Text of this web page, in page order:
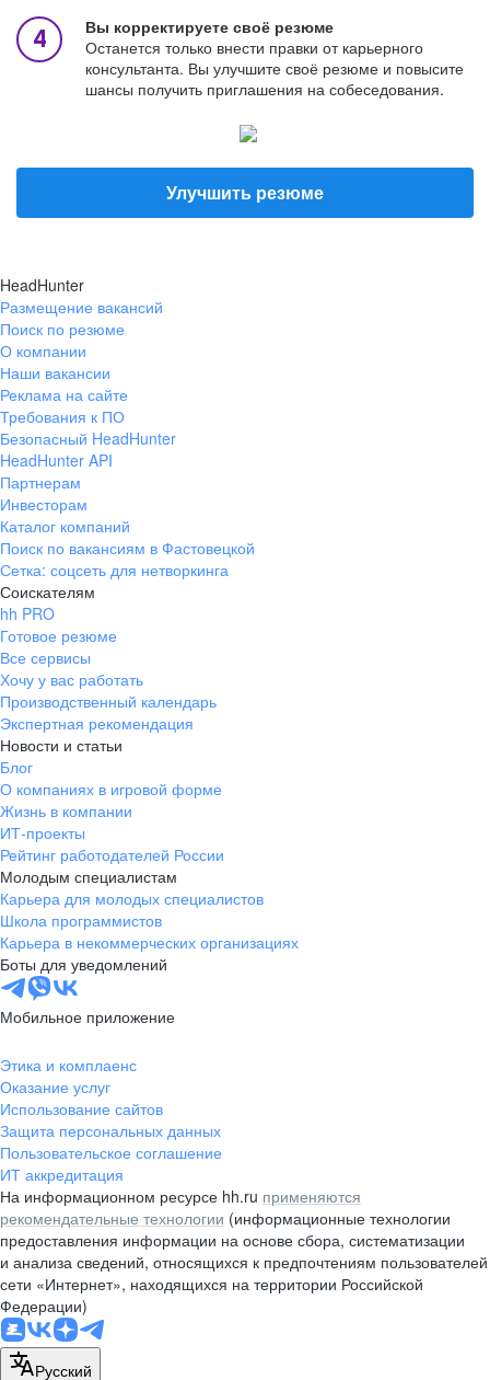
Вы корректируете своё резюме
Останется только внести правки от карьерного
консультанта. Вы улучшите своё резюме и повысите
шансы получить приглашения на собеседования.
Улучшить резюме
HeadHunter
Размещение вакансий
Поиск по резюме
О компании
Наши вакансии
Реклама на сайте
Требования к ПО
Безопасный HeadHunter
HeadHunter API
Партнерам
Инвесторам
Каталог компаний
Поиск по вакансиям в Фастовецкой
Сетка: соцсеть для нетворкинга
Соискателям
hh PRO
Готовое резюме
Все сервисы
Хочу у вас работать
Производственный календарь
Экспертная рекомендация
Новости и статьи
Блог
О компаниях в игровой форме
Жизнь в компании
ИТ-проекты
Рейтинг работодателей России
Молодым специалистам
Карьера для молодых специалистов
Школа программистов
Карьера в некоммерческих организациях
Боты для уведомлений
Мобильное приложение
Этика и комплаенс
Оказание услуг
Использование сайтов
Защита персональных данных
Пользовательское соглашение
ИТ аккредитация
На информационном ресурсе hh.ru применяются
рекомендательные технологии (информационные технологии
предоставления информации на основе сбора, систематизации
и анализа сведений, относящихся к предпочтениям пользователей
сети «Интернет», находящихся на территории Российской
Федерации)
Русский